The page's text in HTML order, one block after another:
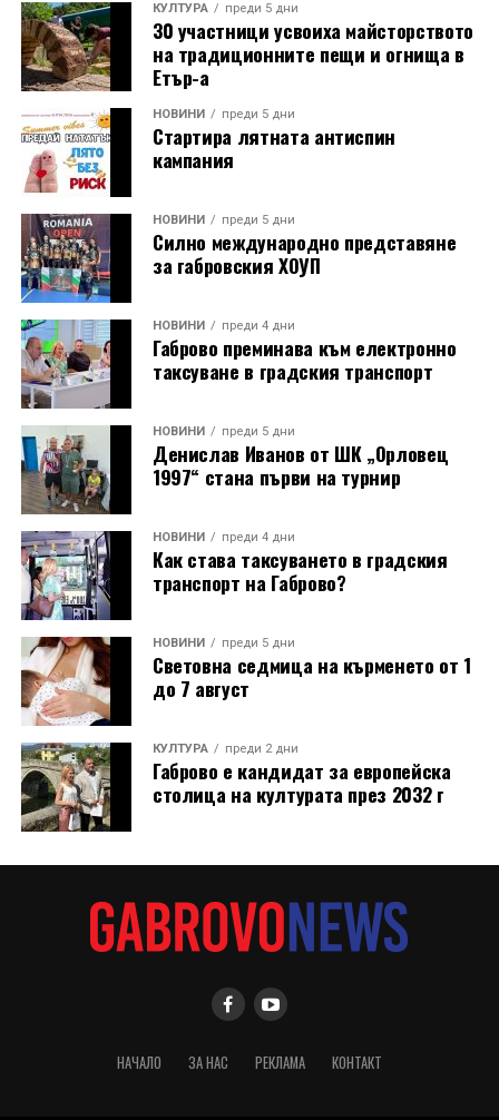
КУЛТУРА преди 5 дни
30 участници усвоиха майсторството
на традиционните пещи и огнища в
Етър-а
НОВИНИ преди 5 дни
Стартира лятната антиспин
кампания
НОВИНИ преди 5 дни
Силно международно представяне
за габровския ХОУП
НОВИНИ преди 4 дни
Габрово преминава към електронно
таксуване в градския транспорт
НОВИНИ преди 5 дни
Денислав Иванов от ШК „Орловец
1997“ стана първи на турнир
НОВИНИ преди 4 дни
Как става таксуването в градския
транспорт на Габрово?
НОВИНИ преди 5 дни
Световна седмица на кърменето от 1
до 7 август
КУЛТУРА преди 2 дни
Габрово е кандидат за европейска
столица на културата през 2032 г
НАЧАЛО ЗА НАС РЕКЛАМА КОНТАКТ